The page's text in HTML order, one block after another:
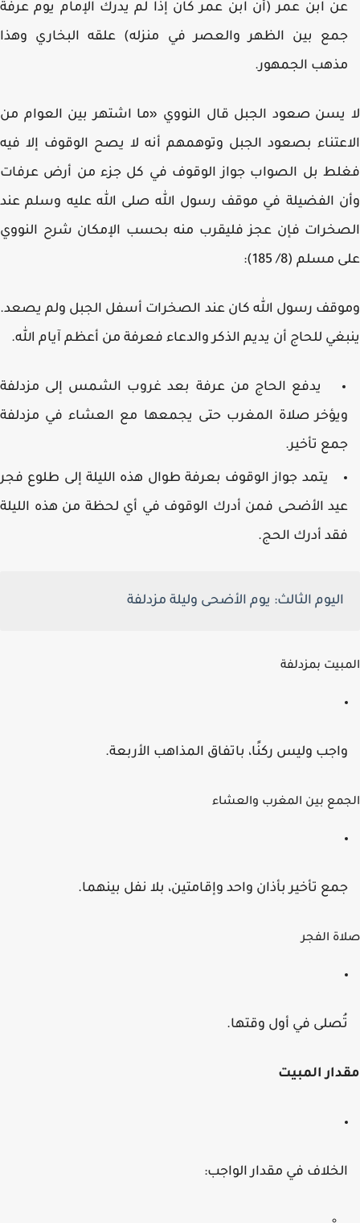
ابن عمر (أن ابن عمر كان إذا لم يدرك الإمام يوم عرفة
بين الظهر والعصر في منزله) علقه البخاري وهذا
الجمهور.
يسن صعود الجبل قال النووي «ما اشتهر بين العوام من
بصعود الجبل وتوهمهم أنه لا يصح الوقوف إلا فيه
بل الصواب جواز الوقوف في كل جزء من أرض عرفات
الفضيلة في موقف رسول الله صلى الله عليه وسلم عند
فإن عجز فليقرب منه بحسب الإمكان شرح النووي
مسلم (8/ 185):
رسول الله كان عند الصخرات أسفل الجبل ولم يصعد.
للحاج أن يديم الذكر والدعاء فعرفة من أعظم آيام الله.
يدفع الحاج من عرفة بعد غروب الشمس إلى مزدلفة
صلاة المغرب حتى يجمعها مع العشاء في مزدلفة
تأخير.
يتمد جواز الوقوف بعرفة طوال هذه الليلة إلى طلوع فجر
الأضحى فمن أدرك الوقوف في أي لحظة من هذه الليلة
أدرك الحج.
اليوم الثالث:يوم الأضحى وليلة مزدلفة
بمزدلفة
وليس ركنًا، باتفاق المذاهب الأربعة.
بين المغرب والعشاء
تأخير بأذان واحد وإقامتين، بلا نفل بينهما.
الفجر
في أول وقتها.
المبيت
في مقدار الواجب: